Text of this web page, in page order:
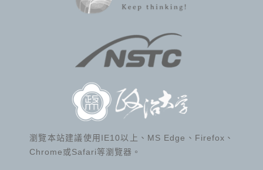
瀏覽本站建議使用IE10以上、MS Edge、Firefox、
Chrome或Safari等瀏覽器。